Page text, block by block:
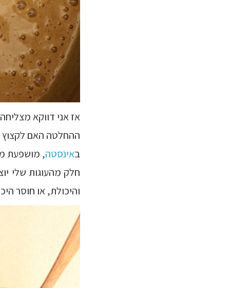
אז אני דווקא
ההחלטה האם לקצוץ
באינסטה, מושפעת
חלק מהעוגות שלי
והיכולת, או חוסר